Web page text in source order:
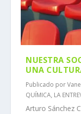
NUESTRA
UNA
Publicado por
QUÍMICA, LA
Arturo Sánchez